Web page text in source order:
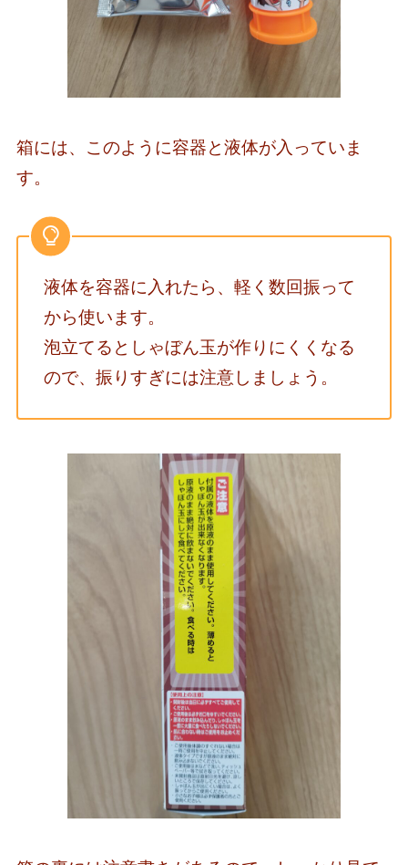
箱には、このように容器と液体が入っていま
す。
液体を容器に入れたら、軽く数回振って
から使います。
泡立てるとしゃぼん玉が作りにくくなる
ので、振りすぎには注意しましょう。